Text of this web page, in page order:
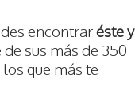
encontraréste y
sus más de 350
que más te